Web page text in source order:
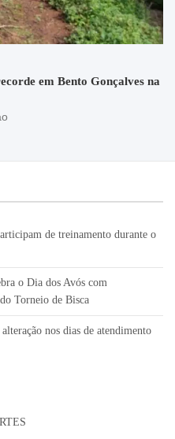
em Bento Gonçalves na
de treinamento durante o
o Dia dos Avós com
Torneio de Bisca
nos dias de atendimento